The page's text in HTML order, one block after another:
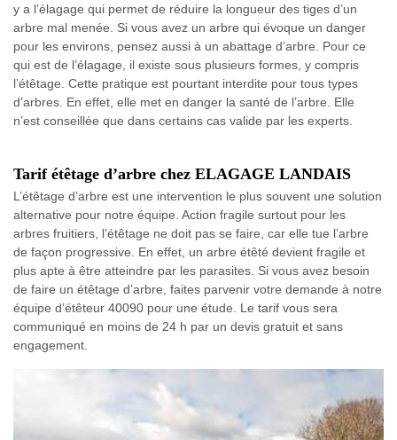
y a l’élagage qui permet de réduire la longueur des tiges d’un
arbre mal menée. Si vous avez un arbre qui évoque un danger
pour les environs, pensez aussi à un abattage d’arbre. Pour ce
qui est de l’élagage, il existe sous plusieurs formes, y compris
l’étêtage. Cette pratique est pourtant interdite pour tous types
d’arbres. En effet, elle met en danger la santé de l’arbre. Elle
n’est conseillée que dans certains cas valide par les experts.
Tarif étêtage d’arbre chez ELAGAGE LANDAIS
L’étêtage d’arbre est une intervention le plus souvent une solution
alternative pour notre équipe. Action fragile surtout pour les
arbres fruitiers, l’étêtage ne doit pas se faire, car elle tue l’arbre
de façon progressive. En effet, un arbre étêté devient fragile et
plus apte à être atteindre par les parasites. Si vous avez besoin
de faire un étêtage d’arbre, faites parvenir votre demande à notre
équipe d’étêteur 40090 pour une étude. Le tarif vous sera
communiqué en moins de 24 h par un devis gratuit et sans
engagement.